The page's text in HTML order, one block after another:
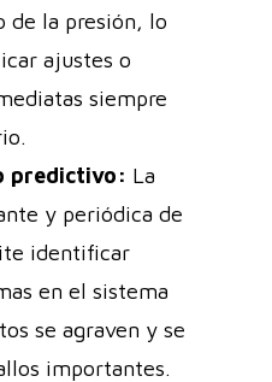
de la presión, lo
ajustes o
siempre
predictivo: La
y periódica de
identificar
en el sistema
se agraven y se
importantes.